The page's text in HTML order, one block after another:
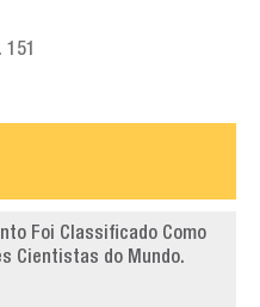
151
Foi Classificado Como
Cientistas do Mundo.